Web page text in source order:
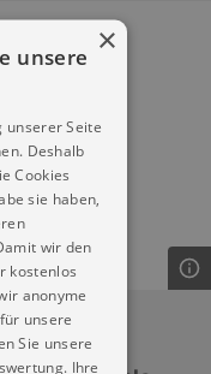
×
unsere
unserer Seite
Deshalb
Cookies
sie haben,
wir den
kostenlos
anonyme
unsere
Sie unsere
Ihre